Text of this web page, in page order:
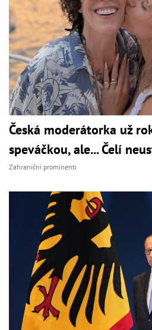
Česká moderátorka už
speváčkou, ale... Čelí
Zahraniční prominenti